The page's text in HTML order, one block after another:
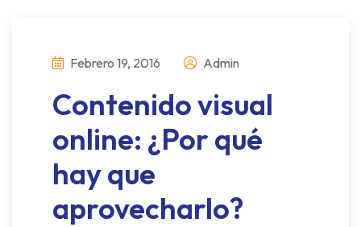
Febrero 19, 2016 Admin
Contenido visual
online: ¿Por qué
hay que
aprovecharlo?